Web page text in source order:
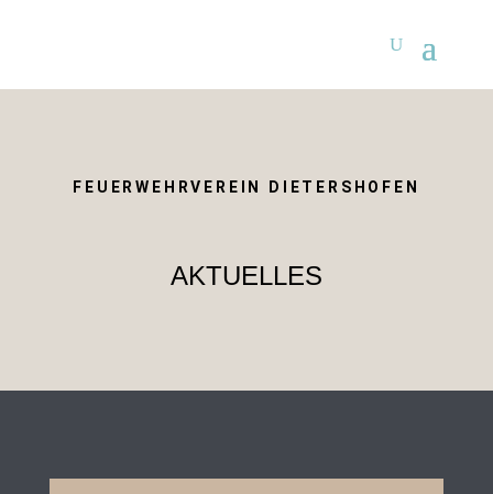
FEUERWEHRVEREIN DIETERSHOFEN
AKTUELLES